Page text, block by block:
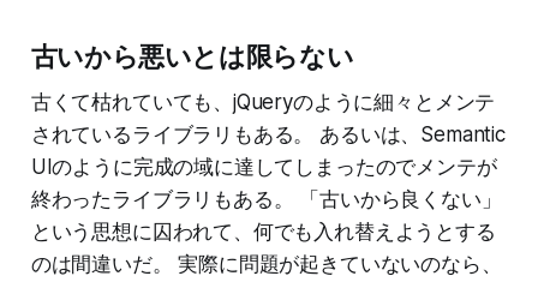
古いから悪いとは限らない
古くて枯れていても、jQueryのように細々とメンテ
されているライブラリもある。 あるいは、Semantic
UIのように完成の域に達してしまったのでメンテが
終わったライブラリもある。 「古いから良くない」
という思想に囚われて、何でも入れ替えようとする
のは間違いだ。 実際に問題が起きていないのなら、